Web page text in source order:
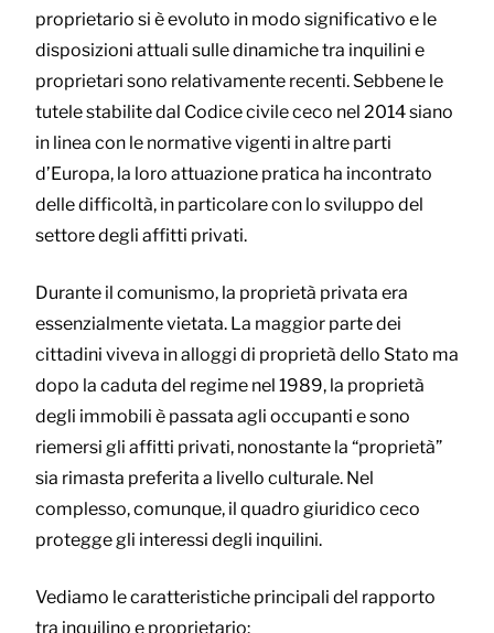
proprietario si è evoluto in modo significativo e le
disposizioni attuali sulle dinamiche tra inquilini e
proprietari sono relativamente recenti. Sebbene le
tutele stabilite dal Codice civile ceco nel 2014 siano
in linea con le normative vigenti in altre parti
d’Europa, la loro attuazione pratica ha incontrato
delle difficoltà, in particolare con lo sviluppo del
settore degli affitti privati.
Durante il comunismo, la proprietà privata era
essenzialmente vietata. La maggior parte dei
cittadini viveva in alloggi di proprietà dello Stato ma
dopo la caduta del regime nel 1989, la proprietà
degli immobili è passata agli occupanti e sono
riemersi gli affitti privati, nonostante la “proprietà”
sia rimasta preferita a livello culturale. Nel
complesso, comunque, il quadro giuridico ceco
protegge gli interessi degli inquilini.
Vediamo le caratteristiche principali del rapporto
tra inquilino e proprietario: